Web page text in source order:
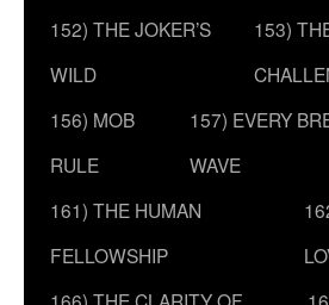
152) THE JOKER’S
WILD
153)
156) MOB
RULE
157) EVERY
WAVE
161) THE HUMAN
FELLOWSHIP